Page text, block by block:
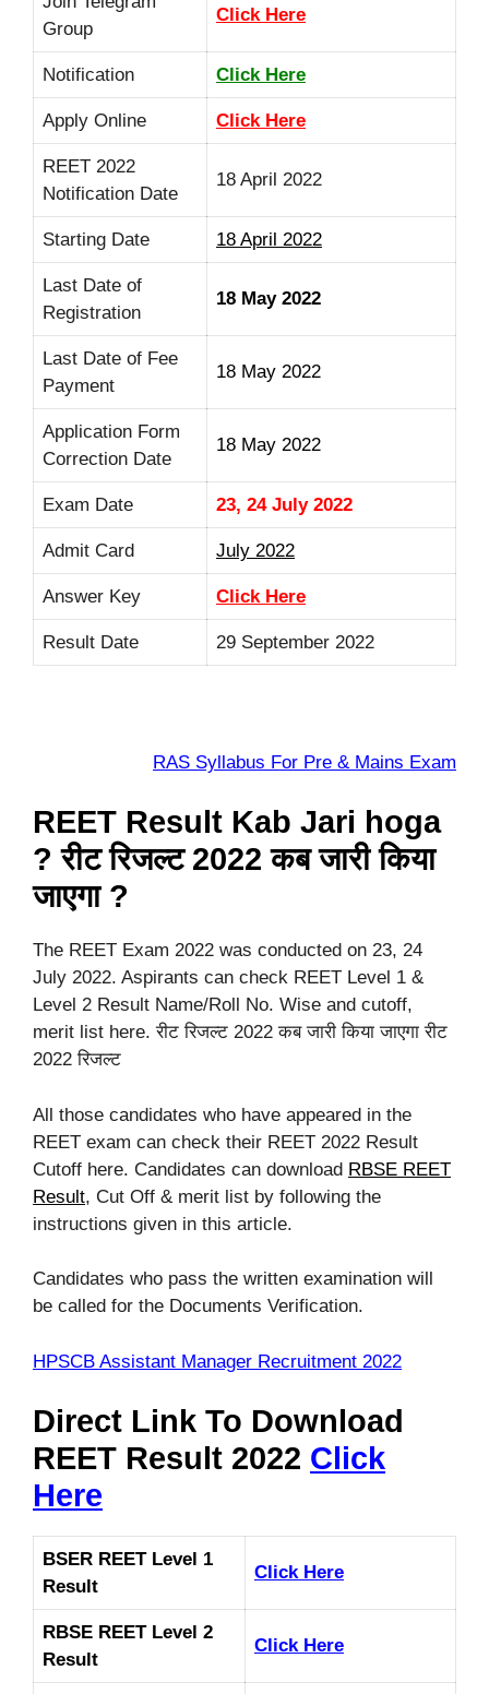
Group
Click Here
Notification Click Here
Apply Online Click Here
REET 2022
Notification Date
18 April 2022
Starting Date 18 April 2022
Last Date of
Registration
18 May 2022
Last Date of Fee
Payment
18 May 2022
Application Form
Correction Date
18 May 2022
Exam Date 23, 24 July 2022
Admit Card July 2022
Answer Key Click Here
Result Date 29 September 2022
RAS Syllabus For Pre & Mains Exam
REET Result Kab Jari hoga
? रीट रिजल्ट 2022 कब जारी किया
जाएगा ?
The REET Exam 2022 was conducted on 23, 24
July 2022. Aspirants can check REET Level 1 &
Level 2 Result Name/Roll No. Wise and cutoff,
merit list here. रीट रिजल्ट 2022 कब जारी किया जाएगा रीट
2022 रिजल्ट
All those candidates who have appeared in the
REET exam can check their REET 2022 Result
Cutoff here. Candidates can download RBSE REET
Result, Cut Off & merit list by following the
instructions given in this article.
Candidates who pass the written examination will
be called for the Documents Verification.
HPSCB Assistant Manager Recruitment 2022
Direct Link To Download
REET Result 2022 Click
Here
BSER REET Level 1
Result
Click Here
RBSE REET Level 2
Result
Click Here